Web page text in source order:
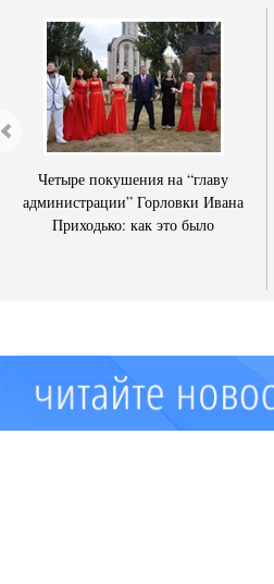
Четыре покушения на “главу
администрации” Горловки Ивана
Приходько: как это было